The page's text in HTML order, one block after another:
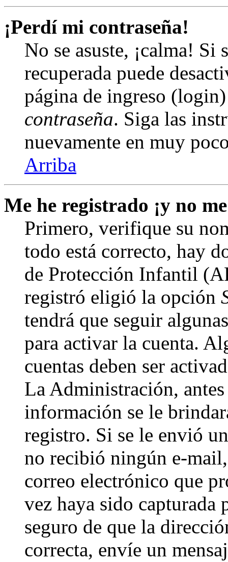
¡Perdí mi contraseña!
No se asuste, ¡calma! Si
recuperada puede
página de ingreso
contraseña. Siga las
nuevamente en muy
Arriba
Me he registrado ¡y no
Primero, verifique su
todo está correcto, hay
de Protección Infantil
registró eligió la opción
tendrá que seguir
para activar la cuenta.
cuentas deben ser
La Administración,
información se le
registro. Si se le envió
no recibió ningún e-
correo electrónico que
vez haya sido
seguro de que la
correcta, envíe un